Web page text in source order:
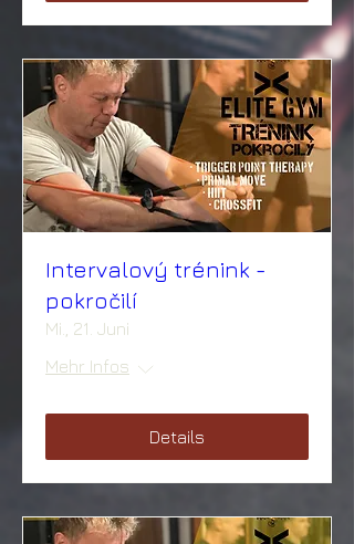
Intervalový trénink -
pokročilí
Mi., 21. Juni
Mehr Infos
Details